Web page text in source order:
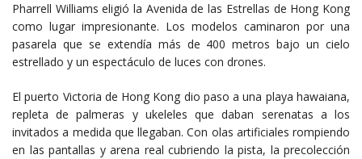
Pharrell Williams eligió la Avenida de las Estrellas de Hong Kong
como lugar impresionante. Los modelos caminaron por una
pasarela que se extendía más de 400 metros bajo un cielo
estrellado y un espectáculo de luces con drones.
El puerto Victoria de Hong Kong dio paso a una playa hawaiana,
repleta de palmeras y ukeleles que daban serenatas a los
invitados a medida que llegaban. Con olas artificiales rompiendo
en las pantallas y arena real cubriendo la pista, la precolección